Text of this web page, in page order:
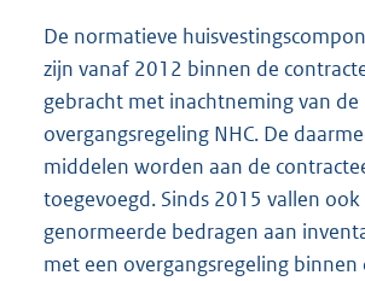
De normatieve
zijn vanaf 2012 binnen de
gebracht met inachtneming van de
overgangsregeling NHC. De
middelen worden aan de
toegevoegd. Sinds 2015 vallen
genormeerde bedragen aan
met een overgangsregeling binnen